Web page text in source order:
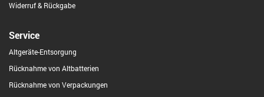
Widerruf & Rückgabe
Service
Altgeräte-Entsorgung
Rücknahme von Altbatterien
Rücknahme von Verpackungen